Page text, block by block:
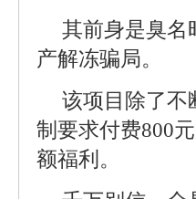
其前身是臭名
产解冻骗局。
该项目除了不
制要求付费800
额福利。